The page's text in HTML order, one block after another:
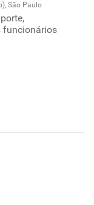
São Paulo
funcionários